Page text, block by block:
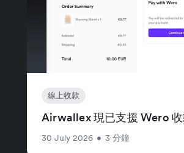
線上收款
Airwallex 現已支援 Wero
30 July 2026 • 3 分鐘